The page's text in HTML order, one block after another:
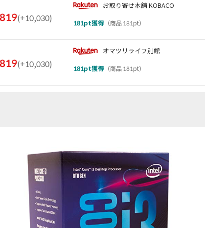
(+10,030)
お取り寄せ本舗 KOBACO
181pt獲得 （商品 181pt）
(+10,030)
オマツリライフ別館
181pt獲得 （商品 181pt）